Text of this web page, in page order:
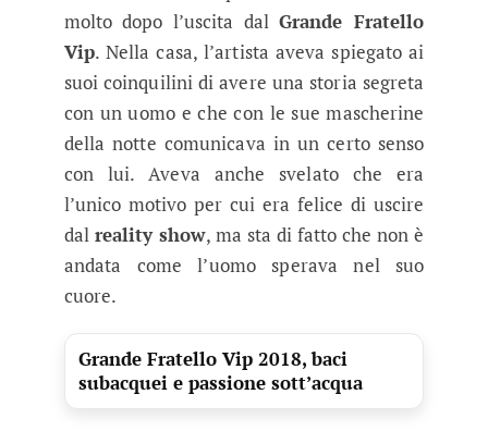
molto dopo l’uscita dal Grande Fratello
Vip. Nella casa, l’artista aveva spiegato ai
suoi coinquilini di avere una storia segreta
con un uomo e che con le sue mascherine
della notte comunicava in un certo senso
con lui. Aveva anche svelato che era
l’unico motivo per cui era felice di uscire
dal reality show, ma sta di fatto che non è
andata come l’uomo sperava nel suo
cuore.
Grande Fratello Vip 2018, baci
subacquei e passione sott’acqua